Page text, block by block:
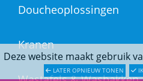
Deze website maakt gebruik
LATER OPNIEUW TONEN
Doucheoplossingen
Kranen